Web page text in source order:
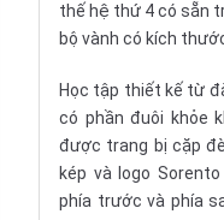
thế hệ thứ 4 có sẵn
bộ vành có kích
Học tập thiết kế từ
có phần đuôi khỏe
được trang bị cặp
kép và logo
phía trước và phía